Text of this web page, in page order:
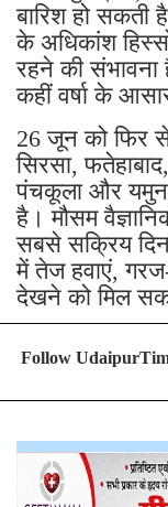
बारिश हो
के अधिकांश
रहने की संभावना
कहीं वर्षा के
26 जून को फिर से
सिरसा,
पंचकूला और
है। मौसम
सबसे सक्रिय
में तेज हवाएं,
देखने को मिल
Follow